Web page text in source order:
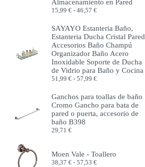
Almacenamiento en Pared
15,99€ - 46,57€Rango
precios:
desde
15,99 €
hasta
46,57 €
SAYAYO Estanteria Baño,
Estanteria Ducha Cristal Pared
Accesorios Baño Champú
Organizador Baño Acero
Inoxidable Soporte de Ducha
de Vidrio para Baño y Cocina
51,99€ - 57,99€Rango
precios:
desde
51,99 €
hasta
Ganchos para toallas de baño
Cromo Gancho para bata de
pared o puerta, accesorio de
baño B398
29,71€
Moen Vale - Toallero
38,37€ - 57,53€Rango